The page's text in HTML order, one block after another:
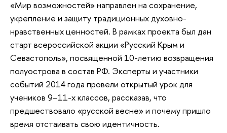
«Мир возможностей» направлен на сохранение,
укрепление и защиту традиционных духовно-
нравственных ценностей. В рамках проекта был дан
старт всероссийской акции «Русский Крым и
Севастополь», посвященной 10-летию возвращения
полуострова в состав РФ. Эксперты и участники
событий 2014 года провели открытый урок для
учеников 9–11-х классов, рассказав, что
предшествовало «русской весне» и почему пришло
время отстаивать свою идентичность.